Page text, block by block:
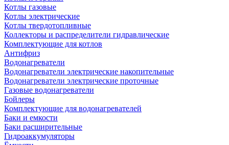
Котлы газовые
Котлы электрические
Котлы твердотопливные
Коллекторы и распределители гидравлические
Комплектующие для котлов
Антифриз
Водонагреватели
Водонагреватели электрические накопительные
Водонагреватели электрические проточные
Газовые водонагреватели
Бойлеры
Комплектующие для водонагревателей
Баки и емкости
Баки расширительные
Гидроаккумуляторы